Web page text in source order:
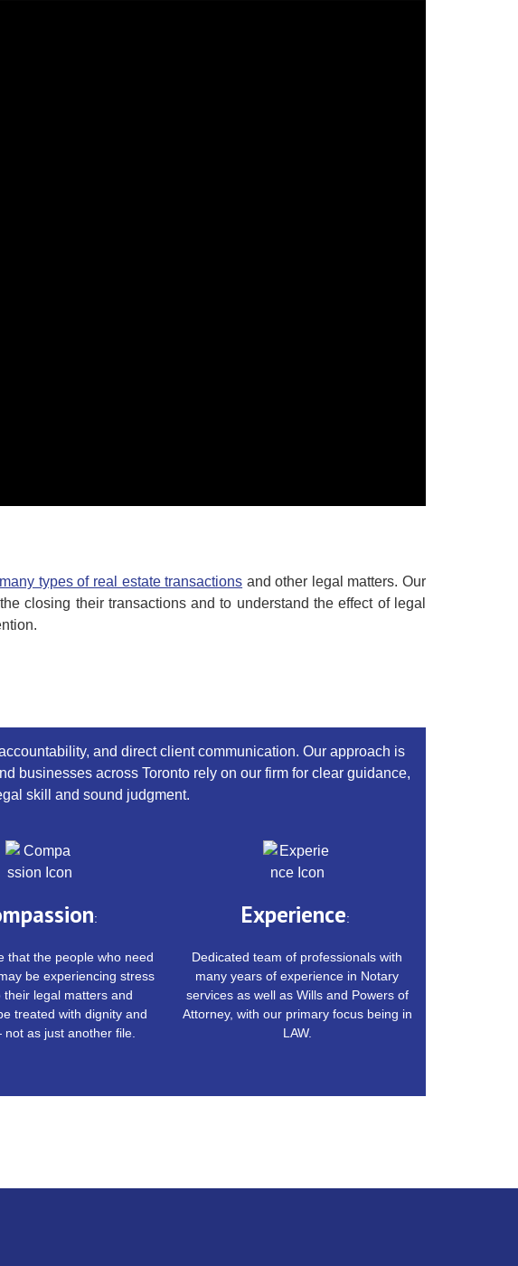
types of real estate transactions and other legal matters. Our
closing their transactions and to understand the effect of legal
and direct client communication. Our approach is
businesses across Toronto rely on our firm for clear guidance,
skill and sound judgment.
:
that the people who need
be experiencing stress
their legal matters and
treated with dignity and
as just another file.
Experience:
Dedicated team of professionals with
many years of experience in Notary
services as well as Wills and Powers of
Attorney, with our primary focus being in
LAW.